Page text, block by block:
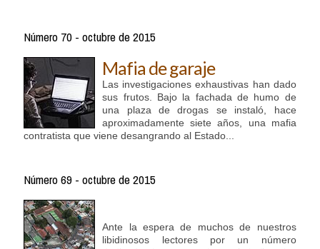
Número 70 - octubre de 2015
Mafia de garaje
Las investigaciones exhaustivas han dado
sus frutos. Bajo la fachada de humo de
una plaza de drogas se instaló, hace
aproximadamente siete años, una mafia
contratista que viene desangrando al Estado...
Número 69 - octubre de 2015
Ante la espera de muchos de nuestros
libidinosos lectores por un número